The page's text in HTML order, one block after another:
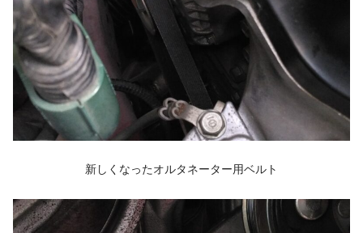
新しくなったオルタネーター用ベルト